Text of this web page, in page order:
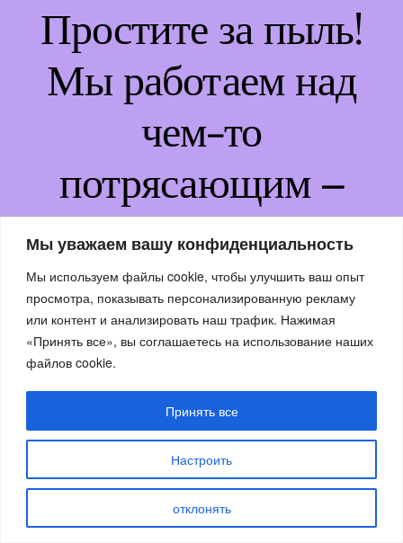
Мы уважаем вашу конфиденциальность
Мы используем файлы cookie, чтобы улучшить ваш опыт
просмотра, показывать персонализированную рекламу
или контент и анализировать наш трафик. Нажимая
«Принять все», вы соглашаетесь на использование наших
файлов cookie.
Настроить
отклонять
Принять все
Простите за пыль!
Мы работаем над
чем-то
потрясающим –
возвращайтесь
немного позже!